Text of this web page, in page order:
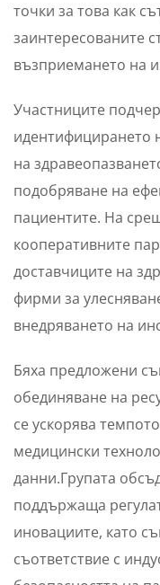
точки за това как
заинтересованите
възприемането на
Участниците
идентифицирането
на
подобряване на
пациентите. На
кооперативните
доставчиците на
фирми за
внедряването на
Бяха предложени
обединяване на
се ускорява
медицински
данни.Групата
поддържаща
иновациите, като
съответствие с